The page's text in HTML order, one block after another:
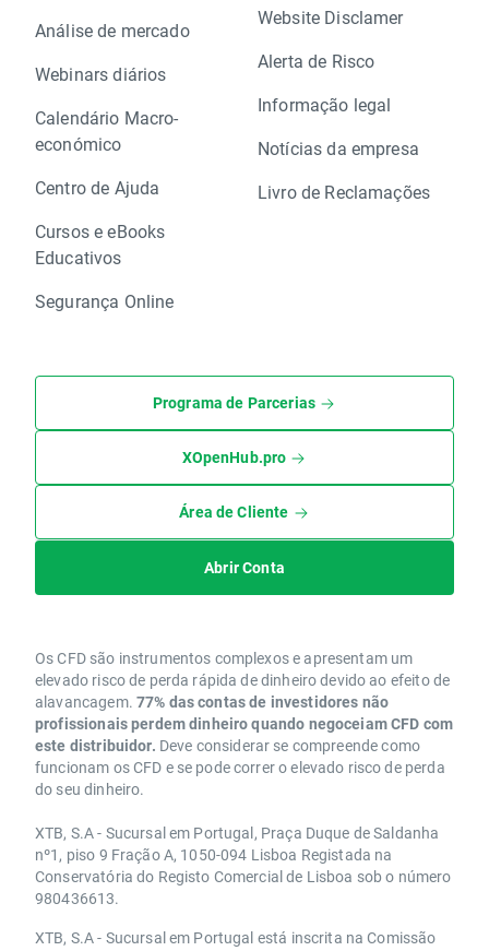
Análise de mercado
Webinars diários
Calendário Macro-
económico
Centro de Ajuda
Cursos e eBooks
Educativos
Segurança Online
Website Disclamer
Alerta de Risco
Informação legal
Notícias da empresa
Livro de Reclamações
Programa de Parcerias
XOpenHub.pro
Área de Cliente
Abrir Conta
Os CFD são instrumentos complexos e apresentam um
elevado risco de perda rápida de dinheiro devido ao efeito de
alavancagem. 77% das contas de investidores não
profissionais perdem dinheiro quando negoceiam CFD com
este distribuidor. Deve considerar se compreende como
funcionam os CFD e se pode correr o elevado risco de perda
do seu dinheiro.
XTB, S.A - Sucursal em Portugal, Praça Duque de Saldanha
nº1, piso 9 Fração A, 1050-094 Lisboa Registada na
Conservatória do Registo Comercial de Lisboa sob o número
980436613.
XTB, S.A - Sucursal em Portugal está inscrita na Comissão